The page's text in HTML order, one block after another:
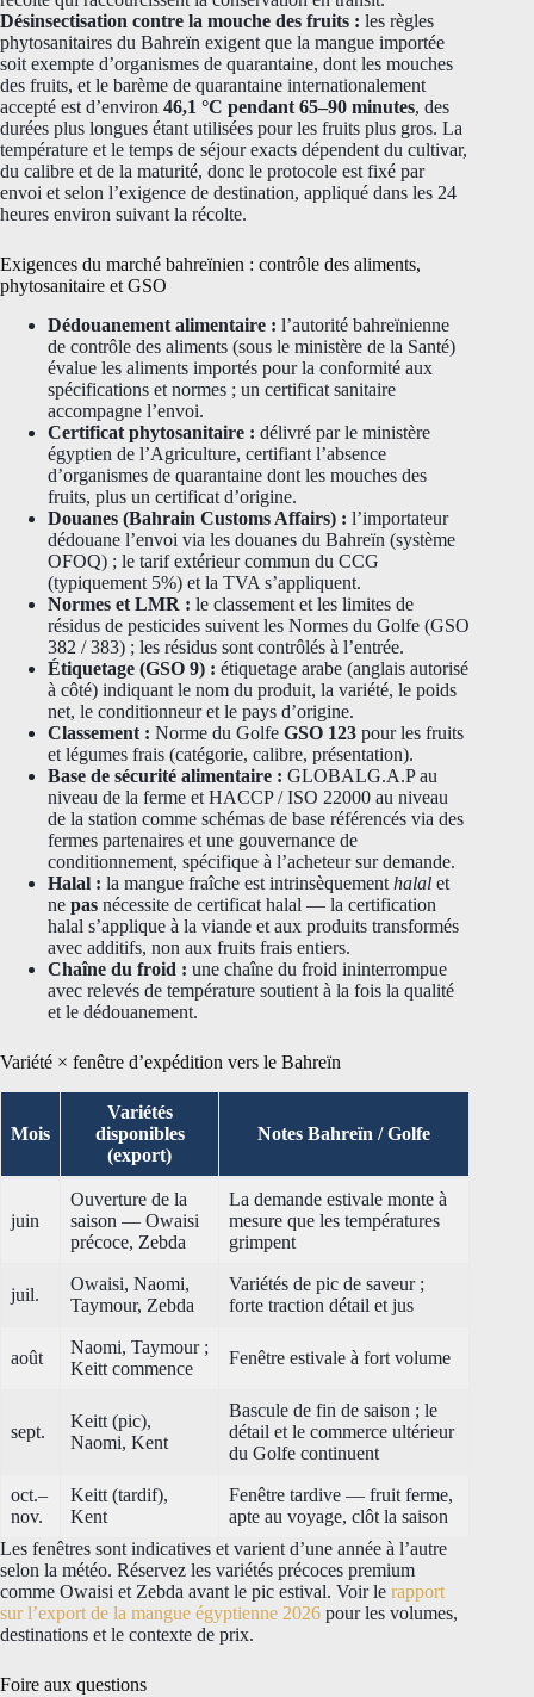
Désinsectisation contre la mouche des fruits : les règles
phytosanitaires du Bahreïn exigent que la mangue importée
soit exempte d’organismes de quarantaine, dont les mouches
des fruits, et le barème de quarantaine internationalement
accepté est d’environ 46,1 °C pendant 65–90 minutes, des
durées plus longues étant utilisées pour les fruits plus gros. La
température et le temps de séjour exacts dépendent du cultivar,
du calibre et de la maturité, donc le protocole est fixé par
envoi et selon l’exigence de destination, appliqué dans les 24
heures environ suivant la récolte.
Exigences du marché bahreïnien : contrôle des aliments,
phytosanitaire et GSO
Dédouanement alimentaire : l’autorité bahreïnienne
de contrôle des aliments (sous le ministère de la Santé)
évalue les aliments importés pour la conformité aux
spécifications et normes ; un certificat sanitaire
accompagne l’envoi.
Certificat phytosanitaire : délivré par le ministère
égyptien de l’Agriculture, certifiant l’absence
d’organismes de quarantaine dont les mouches des
fruits, plus un certificat d’origine.
Douanes (Bahrain Customs Affairs) : l’importateur
dédouane l’envoi via les douanes du Bahreïn (système
OFOQ) ; le tarif extérieur commun du CCG
(typiquement 5%) et la TVA s’appliquent.
Normes et LMR : le classement et les limites de
résidus de pesticides suivent les Normes du Golfe (GSO
382 / 383) ; les résidus sont contrôlés à l’entrée.
Étiquetage (GSO 9) : étiquetage arabe (anglais autorisé
à côté) indiquant le nom du produit, la variété, le poids
net, le conditionneur et le pays d’origine.
Classement : Norme du Golfe GSO 123 pour les fruits
et légumes frais (catégorie, calibre, présentation).
Base de sécurité alimentaire : GLOBALG.A.P au
niveau de la ferme et HACCP / ISO 22000 au niveau
de la station comme schémas de base référencés via des
fermes partenaires et une gouvernance de
conditionnement, spécifique à l’acheteur sur demande.
Halal : la mangue fraîche est intrinsèquement halal et
ne pas nécessite de certificat halal — la certification
halal s’applique à la viande et aux produits transformés
avec additifs, non aux fruits frais entiers.
Chaîne du froid : une chaîne du froid ininterrompue
avec relevés de température soutient à la fois la qualité
et le dédouanement.
Variété × fenêtre d’expédition vers le Bahreïn
Mois
Variétés
disponibles
(export)
Notes Bahreïn / Golfe
juin
Ouverture de la
saison — Owaisi
précoce, Zebda
La demande estivale monte à
mesure que les températures
grimpent
juil.
Owaisi, Naomi,
Taymour, Zebda
Variétés de pic de saveur ;
forte traction détail et jus
août
Naomi, Taymour ;
Keitt commence
Fenêtre estivale à fort volume
sept.
Keitt (pic),
Naomi, Kent
Bascule de fin de saison ; le
détail et le commerce ultérieur
du Golfe continuent
oct.–
nov.
Keitt (tardif),
Kent
Fenêtre tardive — fruit ferme,
apte au voyage, clôt la saison
Les fenêtres sont indicatives et varient d’une année à l’autre
selon la météo. Réservez les variétés précoces premium
comme Owaisi et Zebda avant le pic estival. Voir le rapport
sur l’export de la mangue égyptienne 2026 pour les volumes,
destinations et le contexte de prix.
Foire aux questions